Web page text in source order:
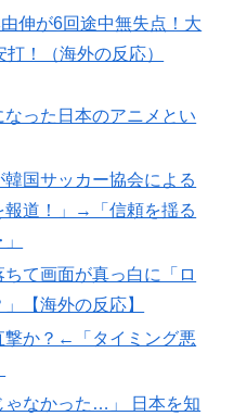
伸が6回途中無失点！大
！（海外の反応）
った日本のアニメとい
国サッカー協会による
報道！」→「信頼を揺る
ちて画面が真っ白に「ロ
【海外の反応】
撃か？←「タイミング悪
ゃなかった…」 日本を知